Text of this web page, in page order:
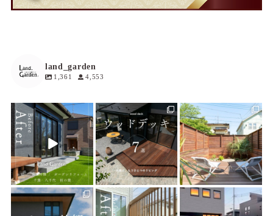
land_garden
1,361 4,553
land_garden
4
land_garden
19 0
land_garden
19 0
land_garden
22 0
land_garden
22 0
land_garden
22 0